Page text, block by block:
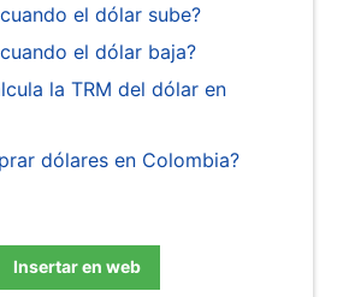
el dólar sube?
el dólar baja?
la TRM del dólar en
dólares en Colombia?
Insertar en web